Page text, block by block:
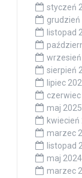
styczeń
grudzień
listopad
sierpień
lipiec
czerwiec
maj 2025
kwiecień
marzec
listopad
maj 2024
marzec